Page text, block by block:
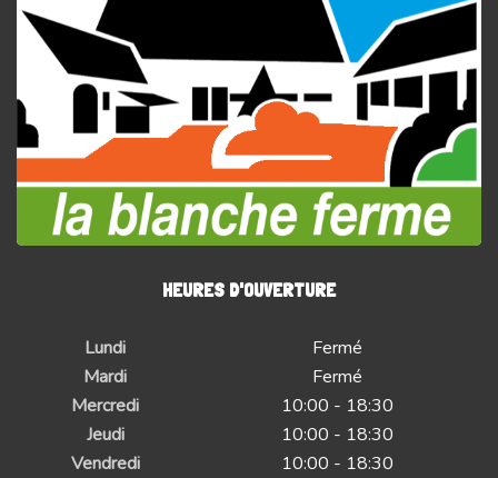
HEURES D'OUVERTURE
Lundi
Fermé
Mardi
Fermé
Mercredi
10:00 - 18:30
Jeudi
10:00 - 18:30
Vendredi
10:00 - 18:30